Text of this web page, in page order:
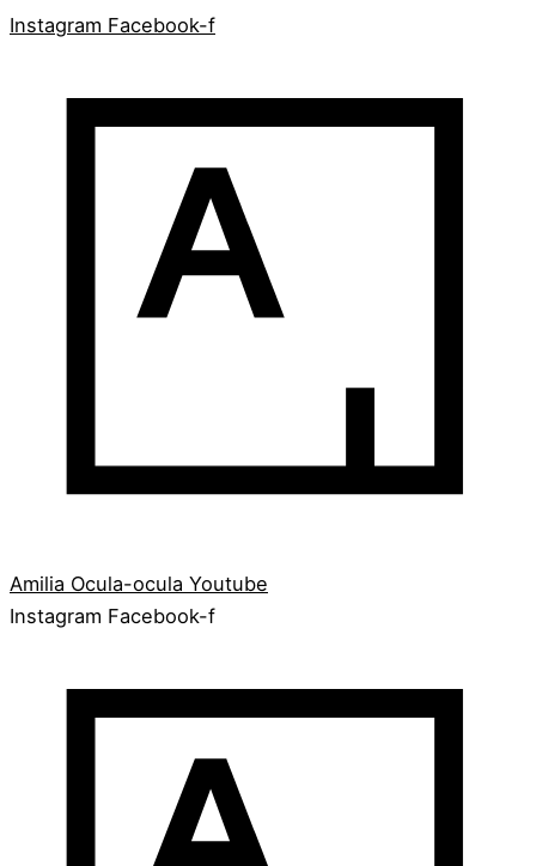
Instagram Facebook-f
Amilia Ocula-ocula Youtube
Instagram Facebook-f